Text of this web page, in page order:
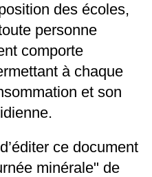
des écoles,
personne
comporte
à chaque
et son
ce document
minérale" de